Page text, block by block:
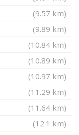
(9.57 km)
(9.89 km)
(10.84 km)
(10.89 km)
(10.97 km)
(11.29 km)
(11.64 km)
(12.1 km)